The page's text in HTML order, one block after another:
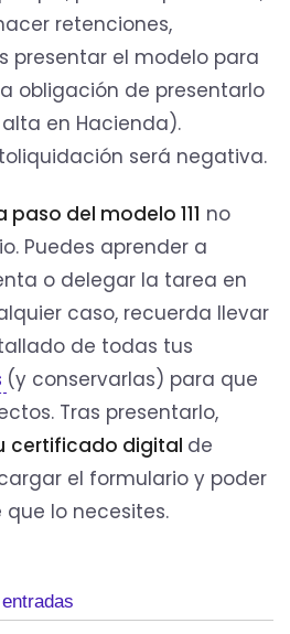
retenciones,
presentar el modelo para
obligación de presentarlo
en Hacienda).
será negativa.
paso del modelo 111 no
Puedes aprender a
o delegar la tarea en
caso, recuerda llevar
de todas tus
(y conservarlas) para que
Tras presentarlo,
certificado digital de
el formulario y poder
lo necesites.